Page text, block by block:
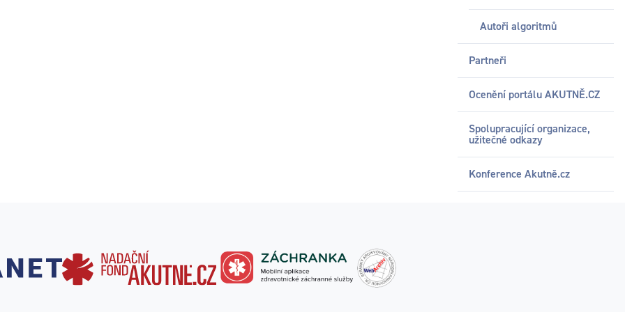
Autoři algoritmů
Partneři
Ocenění portálu AKUTNĚ.CZ
Spolupracující organizace,
užitečné odkazy
Konference Akutně.cz